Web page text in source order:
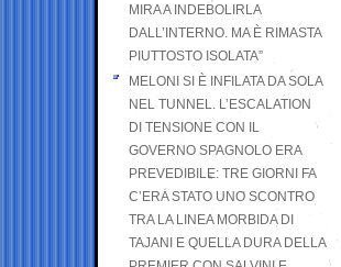
MIRA A INDEBOLIRLA
DALL’INTERNO. MA È RIMASTA
PIUTTOSTO ISOLATA”
MELONI SI È INFILATA DA SOLA
NEL TUNNEL. L’ESCALATION
DI TENSIONE CON IL
GOVERNO SPAGNOLO ERA
PREVEDIBILE: TRE GIORNI FA
C’ERA STATO UNO SCONTRO
TRA LA LINEA MORBIDA DI
TAJANI E QUELLA DURA DELLA